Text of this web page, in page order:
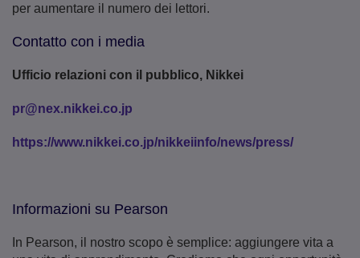
per aumentare il numero dei lettori.
Contatto con i media
Ufficio relazioni con il pubblico, Nikkei
pr@nex.nikkei.co.jp
https://www.nikkei.co.jp/nikkeiinfo/news/press/
Informazioni su Pearson
In Pearson, il nostro scopo è semplice: aggiungere vita a